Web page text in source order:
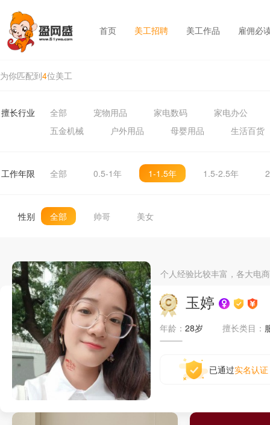
首页 美工招聘 美工作品 雇佣必
为你匹配到4位美工
擅长行业 全部 宠物用品 家电数码
家电办公
五金机械
户外用品 母婴用品 生活百货
工作年限 全部 0.5-1年 1-1.5年 1.5-2.5年
性别 全部 帅哥 美女
个人经验比较丰富，各大电
玉婷
年龄： 28岁 擅长类目：
已通过实名认证